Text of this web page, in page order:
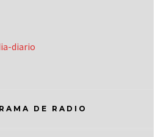
DE RADIO